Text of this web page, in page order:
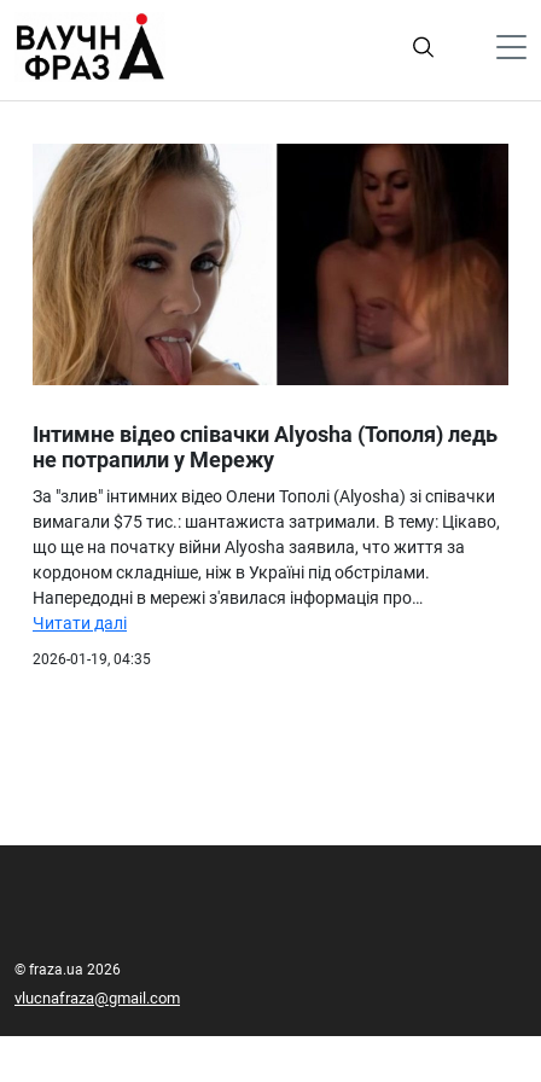
содержимому
Гроші
Життя
Лайфстайл
ТехноНаука
Людина
Ukraine
Про нас
Інтимне відео співачки Alyosha (Тополя) ледь
не потрапили у Мережу
За "злив" інтимних відео Олени Тополі (Alyosha) зі співачки
вимагали $75 тис.: шантажиста затримали. В тему: Цікаво,
що ще на початку війни Alyosha заявила, что життя за
кордоном складніше, ніж в Україні під обстрілами.
Напередодні в мережі з'явилася інформація про…
Читати далі
2026-01-19, 04:35
© fraza.ua 2026
vlucnafraza@gmail.com